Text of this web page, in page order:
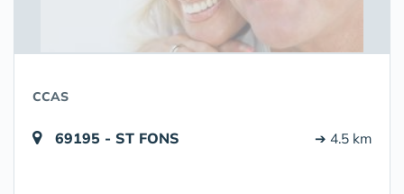
CCAS
69195 - ST FONS ➔ 4.5 km